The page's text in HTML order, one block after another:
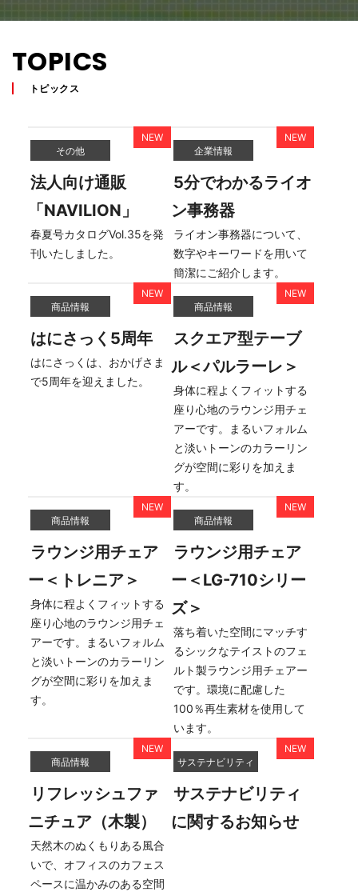
TOPICS
トピックス
その他
法人向け通販
「NAVILION」
春夏号カタログVol.35を発
刊いたしました。
企業情報
5分でわかるライオ
ン事務器
ライオン事務器について、
数字やキーワードを用いて
簡潔にご紹介します。
商品情報
はにさっく5周年
はにさっくは、おかげさま
で5周年を迎えました。
商品情報
スクエア型テーブ
ル＜パルラーレ＞
身体に程よくフィットする
座り心地のラウンジ用チェ
アーです。まるいフォルム
と淡いトーンのカラーリン
グが空間に彩りを加えま
す。
商品情報
ラウンジ用チェア
ー＜トレニア＞
身体に程よくフィットする
座り心地のラウンジ用チェ
アーです。まるいフォルム
と淡いトーンのカラーリン
グが空間に彩りを加えま
す。
商品情報
ラウンジ用チェア
ー＜LG-710シリー
ズ＞
落ち着いた空間にマッチす
るシックなテイストのフェ
ルト製ラウンジ用チェアー
です。環境に配慮した
100％再生素材を使用して
います。
商品情報
リフレッシュファ
ニチュア（木製）
天然木のぬくもりある風合
いで、オフィスのカフェス
ペースに温かみのある空間
サステナビリティ
サステナビリティ
に関するお知らせ